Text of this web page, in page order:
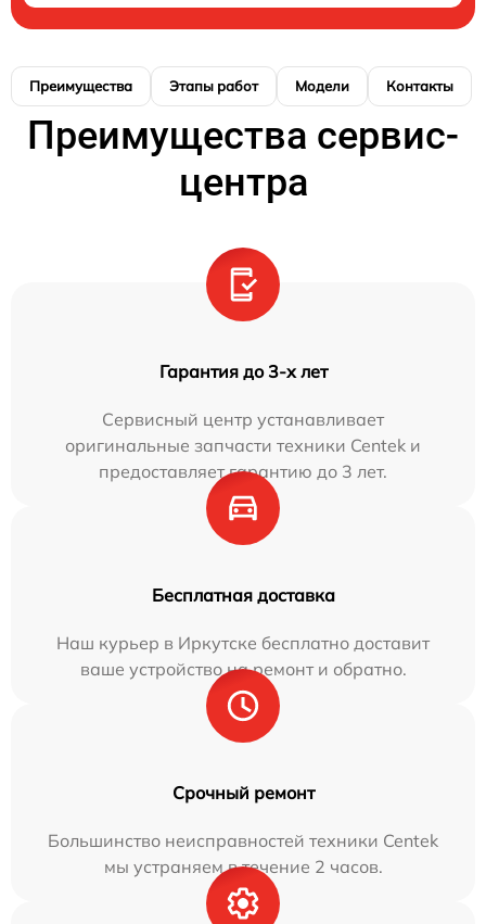
Преимущества Этапы работ Модели Контакты
Преимущества сервис-
центра
Гарантия до 3-х лет
Сервисный центр устанавливает
оригинальные запчасти техники Centek и
предоставляет гарантию до 3 лет.
Бесплатная доставка
Наш курьер в Иркутске бесплатно доставит
ваше устройство на ремонт и обратно.
Срочный ремонт
Большинство неисправностей техники Centek
мы устраняем в течение 2 часов.